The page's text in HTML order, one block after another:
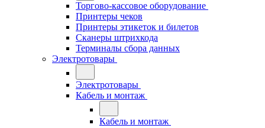
Торгово-кассовое оборудование
Принтеры чеков
Принтеры этикеток и билетов
Сканеры штрихкода
Терминалы сбора данных
Электротовары
Электротовары
Кабель и монтаж
Кабель и монтаж